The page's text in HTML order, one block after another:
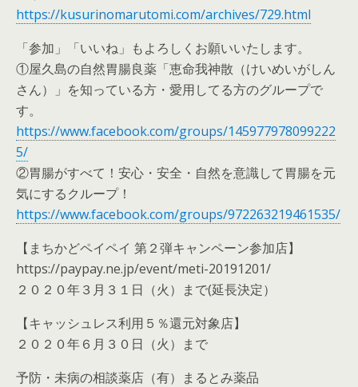
https://kusurinomarutomi.com/archives/729.html
「参加」「いいね」もよろしくお願いいたします。
①屋久島の自然胃腸良薬「恵命我神散（けいめいがしん
さん）」を知っている方・愛用してる方のグループで
す。
https://www.facebook.com/groups/145977978099222
5/
②胃腸がすべて！安心・安全・自然を意識して胃腸を元
気にするクループ！
https://www.facebook.com/groups/972263219461535/
【まちかどペイペイ 第２弾キャンペーン参加店】
https://paypay.ne.jp/event/meti-20191201/
２０２０年３月３１日（火）まで(延長決定）
【キャッシュレス利用５％還元対象店】
２０２０年６月３０日（火）まで
予防・未病の相談薬店（有）まるとみ薬品